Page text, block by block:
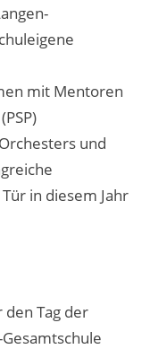
mit Mentoren
und
in diesem Jahr
den Tag der